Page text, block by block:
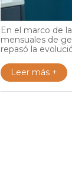
En el marco de
mensuales de
repasó la
Leer más +